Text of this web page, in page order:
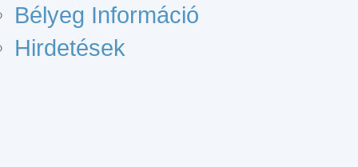
Bélyeg Információ
Hirdetések